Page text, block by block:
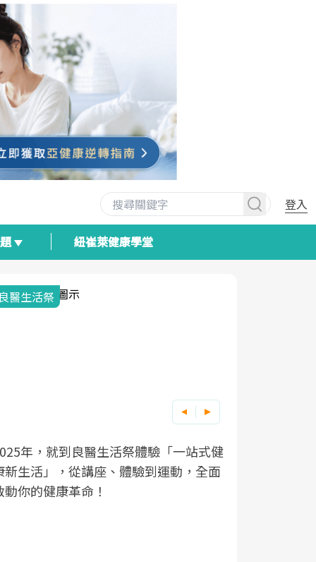
登入
紐崔萊健康學堂
醫生活祭
年，就到良醫生活祭體驗「一站式健
新生活」，從講座、體驗到運動，全面
動你的健康革命！